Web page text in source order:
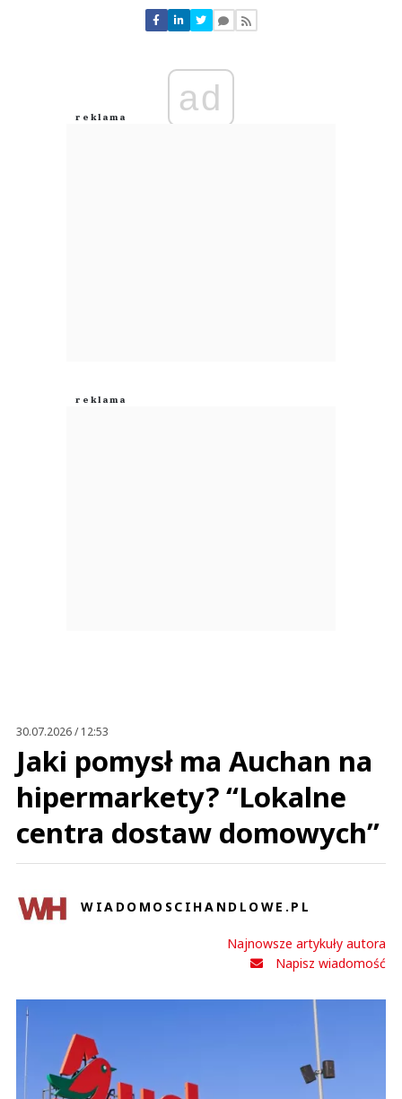
Nie znaleziono komentarzy
Zostaw swoje komentarze
Anuluj
ad
30.07.2026 / 12:53
Jaki pomysł ma Auchan na
hipermarkety? “Lokalne
centra dostaw domowych”
WIADOMOSCIHANDLOWE.PL
Najnowsze artykuły autora
Napisz wiadomość